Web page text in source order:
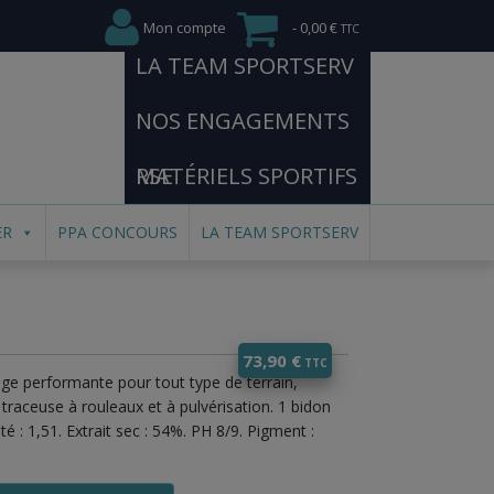
Mon compte 0,00 €
LA TEAM SPORTSERV
NOS ENGAGEMENTS
RSE
MATÉRIELS SPORTIFS
PPA CONCOURS LA TEAM SPORTSERV
73,90 €
performante pour tout type de terrain,
à rouleaux et à pulvérisation. 1 bidon
: 1,51. Extrait sec : 54%. PH 8/9. Pigment :